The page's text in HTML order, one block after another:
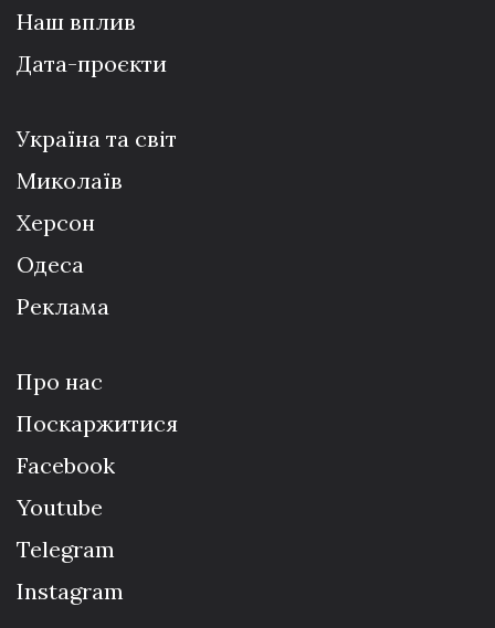
Наш вплив
Дата-проєкти
Україна та світ
Миколаїв
Херсон
Одеса
Реклама
Про нас
Поскаржитися
Facebook
Youtube
Telegram
Instagram